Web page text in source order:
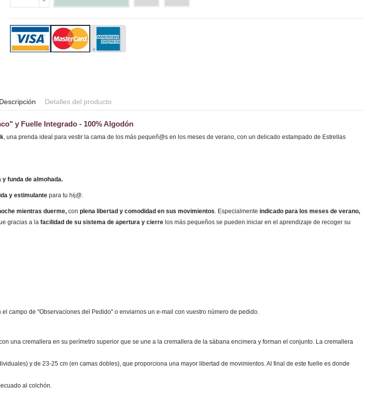
Descripción Detalles del producto
y Fuelle Integrado - 100% Algodón
, una prenda ideal para vestir la cama de los más pequeñ@s en los meses de verano, con un delicado estampado de Estrellas
funda de almohada.
y estimulante para tu hij@.
mientras duerme, con plena libertad y comodidad en sus movimientos . Especialmente indicado para los meses de verano,
gracias a la facilidad de su sistema de apertura y cierre los más pequeños se pueden iniciar en el aprendizaje de recoger su
el campo de "Observaciones del Pedido" o enviarnos un e-mail con vuestro número de pedido.
una cremallera en su perímetro superior que se une a la cremallera de la sábana encimera y forman el conjunto. La cremallera
y de 23-25 cm (en camas dobles), que proporciona una mayor libertad de movimientos. Al final de este fuelle es donde
al colchón.